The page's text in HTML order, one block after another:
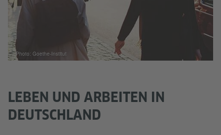
LEBEN UND ARBEITEN IN
DEUTSCHLAND
Photo: Goethe-Institut